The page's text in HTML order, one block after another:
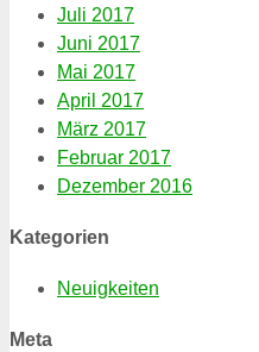
Juli 2017
Juni 2017
Mai 2017
April 2017
März 2017
Februar 2017
Dezember 2016
Kategorien
Neuigkeiten
Meta